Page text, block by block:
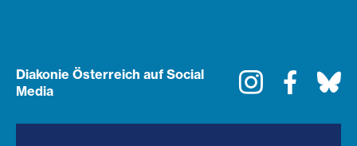
Diakonie Österreich auf Social
Media
Instagram